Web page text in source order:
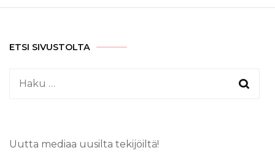
ETSI SIVUSTOLTA
Haku:
Uutta mediaa uusilta tekijöiltä!